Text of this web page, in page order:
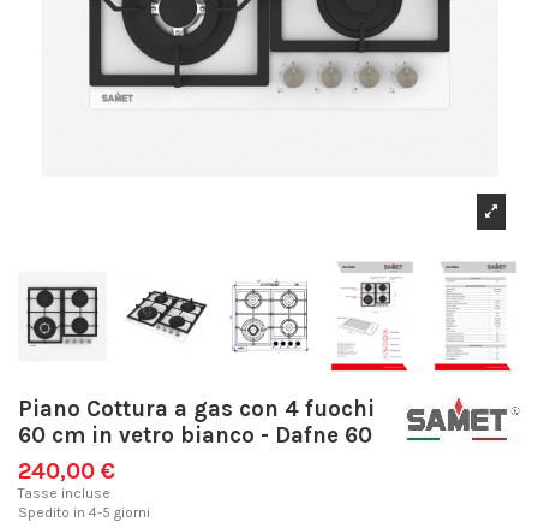
Piano Cottura a gas con 4 fuochi
60 cm in vetro bianco - Dafne 60
240,00 €
Tasse incluse
Spedito in 4-5 giorni